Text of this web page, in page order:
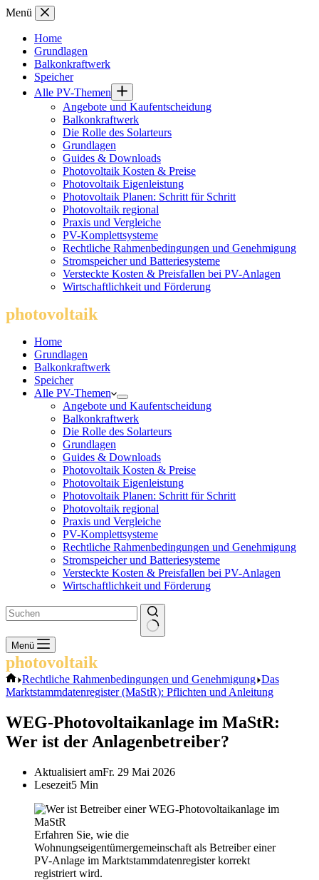
Zum
springen
Menü
Home
Grundlagen
Balkonkraftwerk
Speicher
Alle PV-Themen
Angebote und Kaufentscheidung
Balkonkraftwerk
Die Rolle des Solarteurs
Grundlagen
Guides & Downloads
Photovoltaik Kosten & Preise
Photovoltaik Eigenleistung
Photovoltaik Planen: Schritt für Schritt
Photovoltaik regional
Praxis und Vergleiche
PV-Komplettsysteme
Rechtliche Rahmenbedingungen und Genehmigung
Stromspeicher und Batteriesysteme
Versteckte Kosten & Preisfallen bei PV-Anlagen
Wirtschaftlichkeit und Förderung
photovoltaik
Home
Grundlagen
Balkonkraftwerk
Speicher
Alle PV-Themen
Angebote und Kaufentscheidung
Balkonkraftwerk
Die Rolle des Solarteurs
Grundlagen
Guides & Downloads
Photovoltaik Kosten & Preise
Photovoltaik Eigenleistung
Photovoltaik Planen: Schritt für Schritt
Photovoltaik regional
Praxis und Vergleiche
PV-Komplettsysteme
Rechtliche Rahmenbedingungen und Genehmigung
Stromspeicher und Batteriesysteme
Versteckte Kosten & Preisfallen bei PV-Anlagen
Wirtschaftlichkeit und Förderung
Keine
Ergebnisse
Menü
photovoltaik
Start
Rechtliche Rahmenbedingungen und Genehmigung Das
Marktstammdatenregister (MaStR): Pflichten und Anleitung
WEG-Photovoltaikanlage im MaStR:
Wer ist der Anlagenbetreiber?
Aktualisiert amFr. 29 Mai 2026
Lesezeit5 Min
Erfahren Sie, wie die
Wohnungseigentümergemeinschaft als Betreiber einer
PV-Anlage im Marktstammdatenregister korrekt
registriert wird.